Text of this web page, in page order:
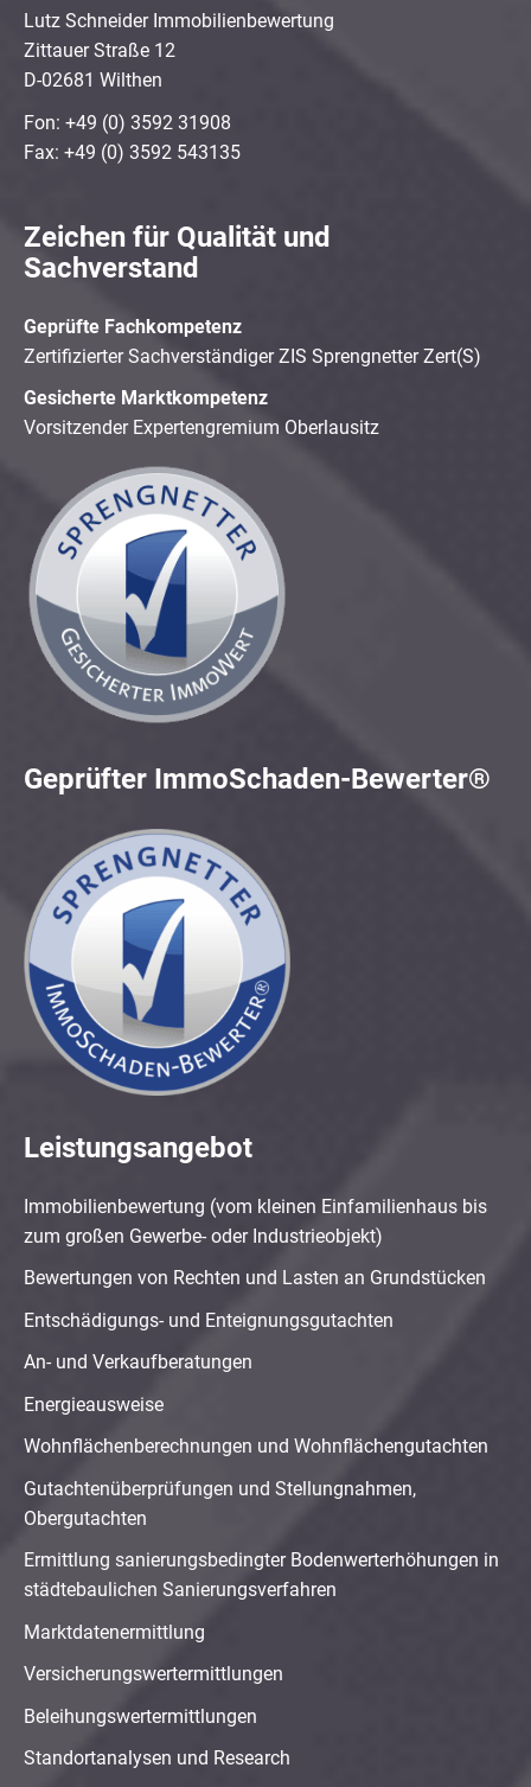
Lutz Schneider Immobilienbewertung
Zittauer Straße 12
D-02681 Wilthen
Fon: +49 (0) 3592 31908
Fax: +49 (0) 3592 543135
Zeichen für Qualität und
Sachverstand
Geprüfte Fachkompetenz
Zertifizierter Sachverständiger ZIS Sprengnetter Zert(S)
Gesicherte Marktkompetenz
Vorsitzender Expertengremium Oberlausitz
Geprüfter ImmoSchaden-Bewerter®
Leistungsangebot
Immobilienbewertung (vom kleinen Einfamilienhaus bis
zum großen Gewerbe- oder Industrieobjekt)
Bewertungen von Rechten und Lasten an Grundstücken
Entschädigungs- und Enteignungsgutachten
An- und Verkaufberatungen
Energieausweise
Wohnflächenberechnungen und Wohnflächengutachten
Gutachtenüberprüfungen und Stellungnahmen,
Obergutachten
Ermittlung sanierungsbedingter Bodenwerterhöhungen in
städtebaulichen Sanierungsverfahren
Marktdatenermittlung
Versicherungswertermittlungen
Beleihungswertermittlungen
Standortanalysen und Research